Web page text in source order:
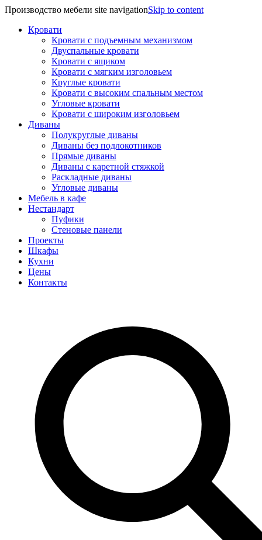
Производство мебели site navigationSkip to content
Кровати
Кровати с подъемным механизмом
Двуспальные кровати
Кровати с ящиком
Кровати с мягким изголовьем
Круглые кровати
Кровати с высоким спальным местом
Угловые кровати
Кровати с широким изголовьем
Диваны
Полукруглые диваны
Диваны без подлокотников
Прямые диваны
Диваны с каретной стяжкой
Раскладные диваны
Угловые диваны
Мебель в кафе
Нестандарт
Пуфики
Стеновые панели
Проекты
Шкафы
Кухни
Цены
Контакты